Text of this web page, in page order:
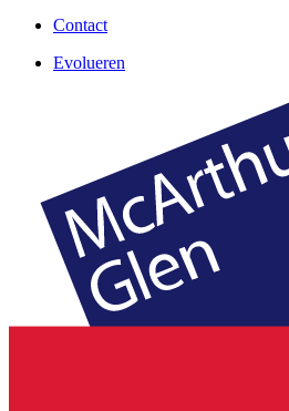
Contact
Evolueren